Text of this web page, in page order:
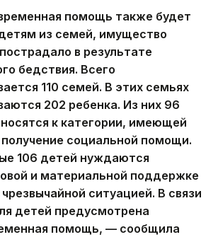
помощь также будет
из семей, имущество
в результате
бедствия. Всего
110 семей. В этих семьях
202 ребенка. Из них 96
к категории, имеющей
получение социальной помощи.
106 детей нуждаются
и материальной поддержке
чрезвычайной ситуацией. В связи
детей предусмотрена
помощь, — сообщила